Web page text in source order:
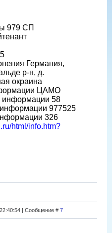
979 СП
Германия,
р-н, д.
окраина
ЦАМО
информации 58
977525
326
html/info.htm?
| Сообщение # 7